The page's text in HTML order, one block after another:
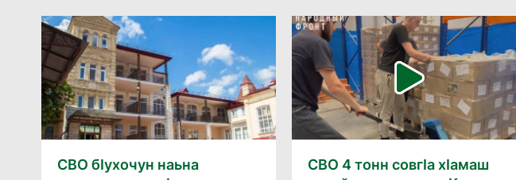
СВО бӏухочун наьна
СВО 4 тонн совгӏа хӏамаш